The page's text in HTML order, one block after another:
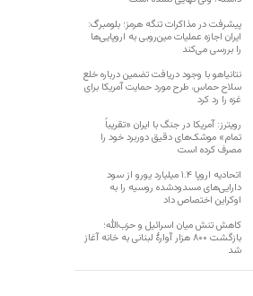
پیشرفت در مذاکرات تنگه هرمز؛ بلومبرگ:
ایران اجازه عملیات مین‌روبی به اروپایی‌ها
را بررسی می‌کند
نتانیاهو با وجود دریافت تضمین درباره خلع
سلاح حماس، طرح مورد حمایت آمریکا برای
غزه را رد کرد
رویترز: آمریکا در جنگ با ایران «تقریباً
تمام» موشک‌های دقیق دوربرد خود را
مصرف کرده است
اتحادیه اروپا ۱.۴ میلیارد یورو از سود
دارایی‌های مسدودشده روسیه را به
اوکراین ‏اختصاص داد
کاهش تنش میان اسرائیل و حزب‌الله؛
بازگشت ۸۰۰ هزار آوارۀ لبنانی به خانه‌ آغاز
شد